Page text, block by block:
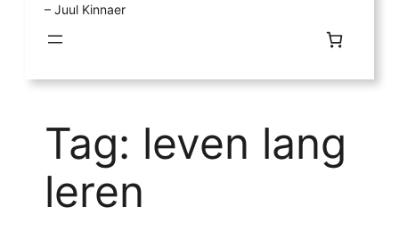
– Juul Kinnaer
Tag: leven lang
leren